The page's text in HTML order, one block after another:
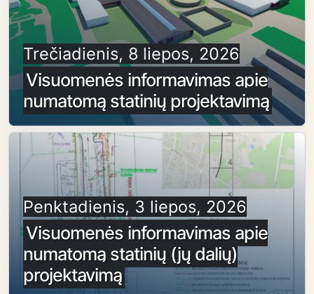
Trečiadienis, 8 liepos, 2026
Visuomenės informavimas apie
numatomą statinių projektavimą
Penktadienis, 3 liepos, 2026
Visuomenės informavimas apie
numatomą statinių (jų dalių)
projektavimą